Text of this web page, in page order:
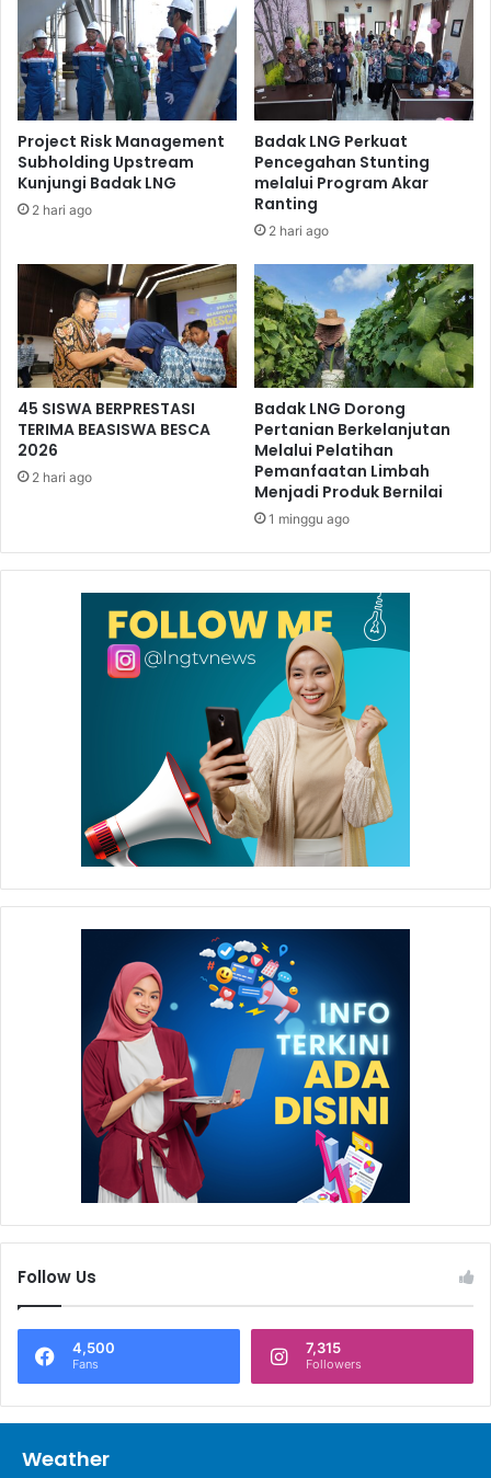
Project Risk Management
Subholding Upstream
Kunjungi Badak LNG
2 hari ago
Badak LNG Perkuat
Pencegahan Stunting
melalui Program Akar
Ranting
2 hari ago
45 SISWA BERPRESTASI
TERIMA BEASISWA BESCA
2026
2 hari ago
Badak LNG Dorong
Pertanian Berkelanjutan
Melalui Pelatihan
Pemanfaatan Limbah
Menjadi Produk Bernilai
1 minggu ago
Follow Us
4,500
Fans
7,315
Followers
Weather